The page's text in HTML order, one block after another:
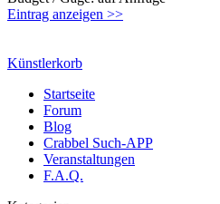
Eintrag anzeigen >>
Künstlerkorb
Startseite
Forum
Blog
Crabbel Such-APP
Veranstaltungen
F.A.Q.